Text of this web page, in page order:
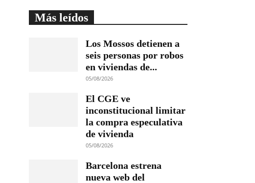
Más leídos
Los Mossos detienen a
seis personas por robos
en viviendas de...
05/08/2026
El CGE ve
inconstitucional limitar
la compra especulativa
de vivienda
05/08/2026
Barcelona estrena
nueva web del